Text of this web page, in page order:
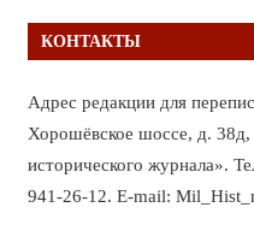
КОНТАКТЫ
Адрес редакции для
Хорошёвское шоссе, д.
исторического журнала».
941-26-12. E-mail: